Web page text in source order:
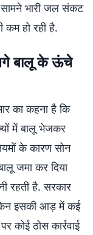
भारी जल संकट
कम हो रही है.
बालू के ऊंचे
का कहना है कि
में बालू भेजकर
के कारण सोन
जमा कर दिया
रहती है. सरकार
इसकी आड़ में कई
कोई ठोस कार्रवाई